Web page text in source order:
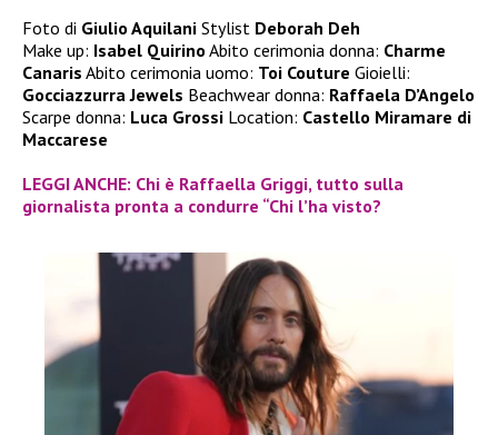
Foto di Giulio Aquilani Stylist Deborah Deh
Make up: Isabel Quirino Abito cerimonia donna: Charme
Canaris Abito cerimonia uomo: Toi Couture Gioielli:
Gocciazzurra Jewels Beachwear donna: Raffaela D’Angelo
Scarpe donna: Luca Grossi Location: Castello Miramare di
Maccarese
LEGGI ANCHE: Chi è Raffaella Griggi, tutto sulla
giornalista pronta a condurre “Chi l’ha visto?